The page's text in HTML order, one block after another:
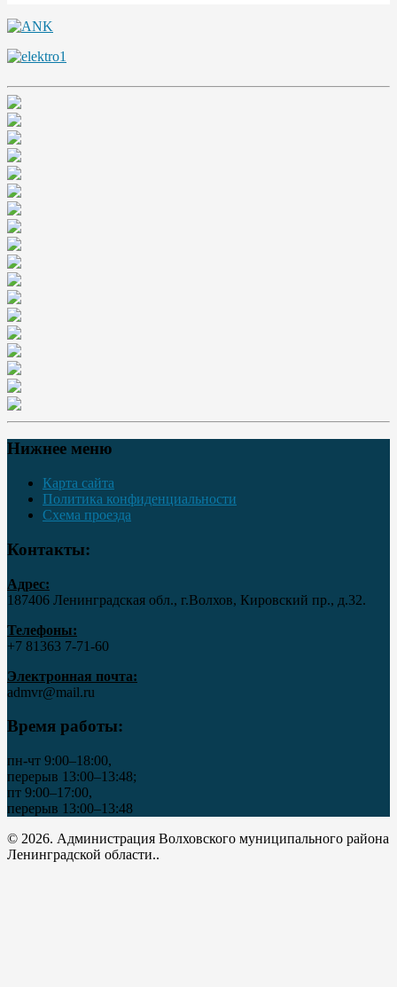
Нижнее меню
Карта сайта
Политика конфиденциальности
Схема проезда
Контакты:
Адрес:
187406 Ленинградская обл., г.Волхов, Кировский пр., д.32.
Телефоны:
+7 81363 7‑71-60
Электронная почта:
admvr@mail.ru
Время работы:
пн-чт 9:00–18:00,
перерыв 13:00–13:48;
пт 9:00–17:00,
перерыв 13:00–13:48
© 2026. Администрация Волховского муниципального района
Ленинградской области..